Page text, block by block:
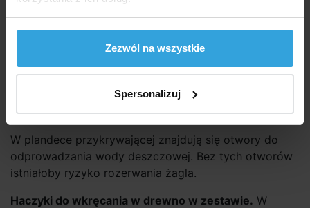
Zezwól na wszystkie
Spersonalizuj
Szczegółowy opis
Szczegółowy opi
Szara plandeka wykonana jest ze wzmocnionego PVC.
Ta plandeka ochroni Twój basen przed grubymi
zabrudzeniami przez cały sezon, a także zimą.
W plandece przykrywającej znajdują się otwory do
odprowadzania wody deszczowej. Bez tych otworów
istniałoby ryzyko rozerwania żagla.
Haczyki do wkręcania w drewno w zestawie. W